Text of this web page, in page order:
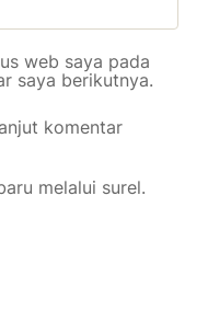
web saya pada
saya berikutnya.
komentar
melalui surel.